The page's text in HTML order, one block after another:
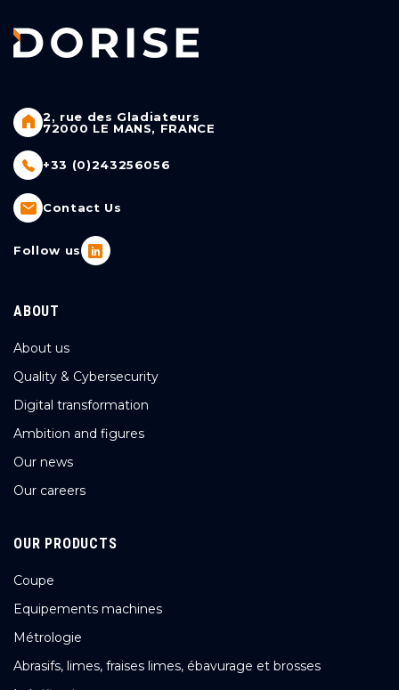
2, rue des Gladiateurs
72000 LE MANS, FRANCE
+33 (0)243256056
Contact Us
Follow us
ABOUT
About us
Quality & Cybersecurity
Digital transformation
Ambition and figures
Our news
Our careers
OUR PRODUCTS
Coupe
Equipements machines
Métrologie
Abrasifs, limes, fraises limes, ébavurage et brosses